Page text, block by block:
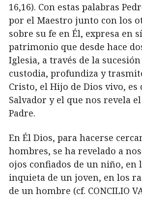
16,16). Con estas palabras
por el Maestro junto con los
sobre su fe en Él, expresa en
patrimonio que desde hace
Iglesia, a través de la
custodia, profundiza y
Cristo, el Hijo de Dios vivo, es
Salvador y el que nos revela
Padre.
En Él Dios, para hacerse
hombres, se ha revelado a
ojos confiados de un niño, en
inquieta de un joven, en los
de un hombre (cf. CONCILIO